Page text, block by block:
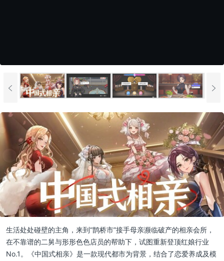
生活处处碰壁的主角，来到“鹊桥市”接手母亲濒临破产的相亲会所，
在不靠谱的二舅与形形色色店员的帮助下，试图重新登顶红娘行业
No.1。《中国式相亲》是一款现代都市为背景，结合了恋爱养成及模